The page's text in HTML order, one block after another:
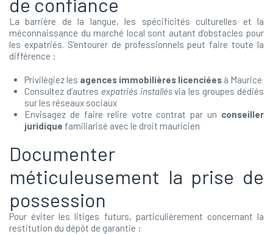
La barrière de la langue, les spécificités culturelles et la
méconnaissance du marché local sont autant d’obstacles pour
les expatriés. S’entourer de professionnels peut faire toute la
différence :
Privilégiez les agences immobilières licenciées à Maurice
Consultez d’autres expatriés installésvia les groupes dédiés
sur les réseaux sociaux
Envisagez de faire relire votre contrat par un conseiller
juridique familiarisé avec le droit mauricien
Documenter
méticuleusement la prise de
possession
Pour éviter les litiges futurs, particulièrement concernant la
restitution du dépôt de garantie :